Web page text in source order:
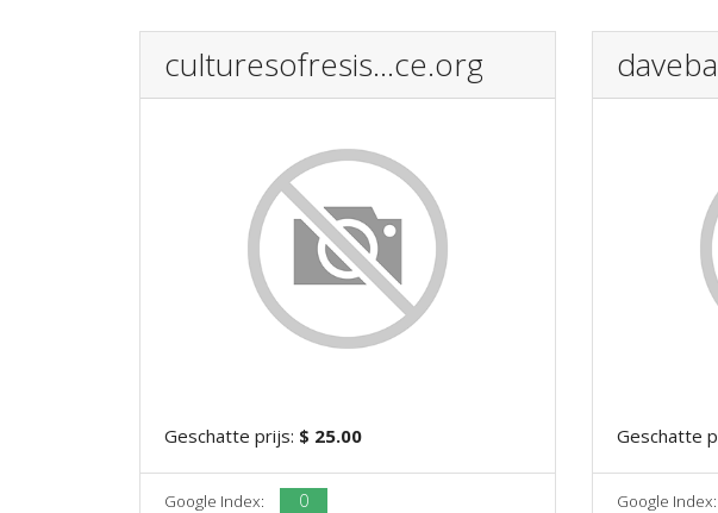
culturesofresis...ce.org
Geschatte prijs: $ 25.00
Google Index: 0
Geschatte
Google Index: